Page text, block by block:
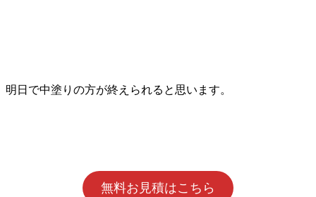
明日で中塗りの方が終えられると思います。
無料お見積はこちら